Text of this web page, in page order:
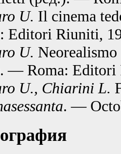
U. Il cinema
Editori Riuniti,
U.
— Roma: Editori
U., Chiarini L.
. —